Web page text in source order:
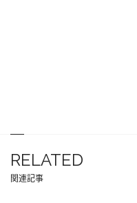
RELATED
関連記事